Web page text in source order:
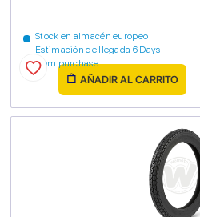
Stock en almacén europeo
Estimación de llegada 6 Days
from purchase
AÑADIR AL CARRITO